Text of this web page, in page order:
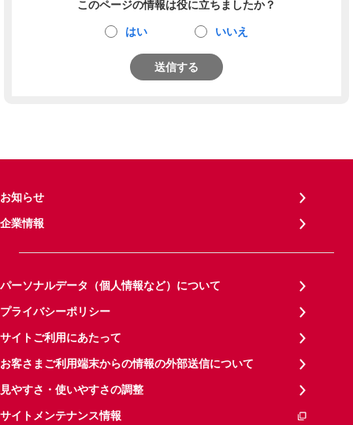
このページの情報は役に立ちましたか？
はい いいえ
送信する
お知らせ
企業情報
パーソナルデータ（個人情報など）について
プライバシーポリシー
サイトご利用にあたって
お客さまご利用端末からの情報の外部送信について
見やすさ・使いやすさの調整
サイトメンテナンス情報